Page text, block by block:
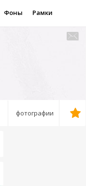
Фоны Рамки
фотографии